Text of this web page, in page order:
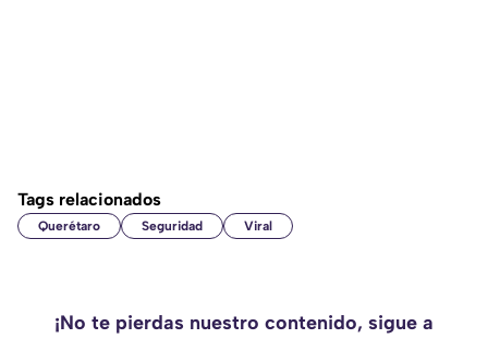
Tags relacionados
Querétaro Seguridad Viral
¡No te pierdas nuestro contenido, sigue a